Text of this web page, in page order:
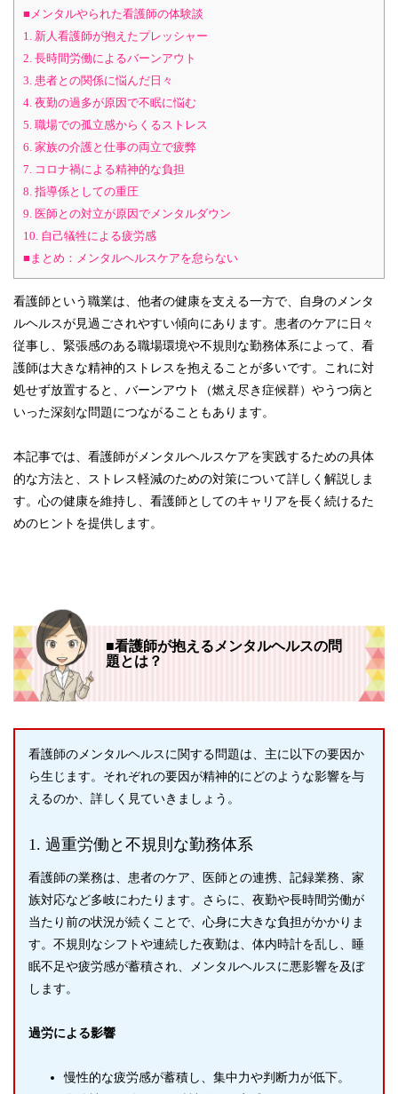
■メンタルやられた看護師の体験談
1. 新人看護師が抱えたプレッシャー
2. 長時間労働によるバーンアウト
3. 患者との関係に悩んだ日々
4. 夜勤の過多が原因で不眠に悩む
5. 職場での孤立感からくるストレス
6. 家族の介護と仕事の両立で疲弊
7. コロナ禍による精神的な負担
8. 指導係としての重圧
9. 医師との対立が原因でメンタルダウン
10. 自己犠牲による疲労感
■まとめ：メンタルヘルスケアを怠らない
看護師という職業は、他者の健康を支える一方で、自身のメンタ
ルヘルスが見過ごされやすい傾向にあります。患者のケアに日々
従事し、緊張感のある職場環境や不規則な勤務体系によって、看
護師は大きな精神的ストレスを抱えることが多いです。これに対
処せず放置すると、バーンアウト（燃え尽き症候群）やうつ病と
いった深刻な問題につながることもあります。
本記事では、看護師がメンタルヘルスケアを実践するための具体
的な方法と、ストレス軽減のための対策について詳しく解説しま
す。心の健康を維持し、看護師としてのキャリアを長く続けるた
めのヒントを提供します。
■看護師が抱えるメンタルヘルスの問
題とは？
看護師のメンタルヘルスに関する問題は、主に以下の要因か
ら生じます。それぞれの要因が精神的にどのような影響を与
えるのか、詳しく見ていきましょう。
1. 過重労働と不規則な勤務体系
看護師の業務は、患者のケア、医師との連携、記録業務、家
族対応など多岐にわたります。さらに、夜勤や長時間労働が
当たり前の状況が続くことで、心身に大きな負担がかかりま
す。不規則なシフトや連続した夜勤は、体内時計を乱し、睡
眠不足や疲労感が蓄積され、メンタルヘルスに悪影響を及ぼ
します。
過労による影響
慢性的な疲労感が蓄積し、集中力や判断力が低下。